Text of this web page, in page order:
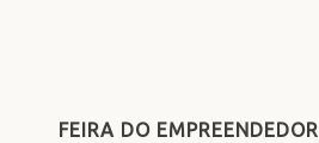
FEIRA DO EMPREENDEDOR